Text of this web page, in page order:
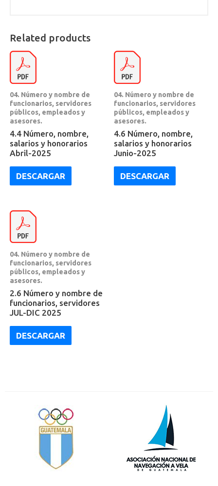
Related products
04. Número y nombre de
funcionarios, servidores
públicos, empleados y
asesores.
4.4 Número, nombre,
salarios y honorarios
Abril-2025
DESCARGAR
04. Número y nombre de
funcionarios, servidores
públicos, empleados y
asesores.
4.6 Número, nombre,
salarios y honorarios
Junio-2025
DESCARGAR
04. Número y nombre de
funcionarios, servidores
públicos, empleados y
asesores.
2.6 Número y nombre de
funcionarios, servidores
JUL-DIC 2025
DESCARGAR